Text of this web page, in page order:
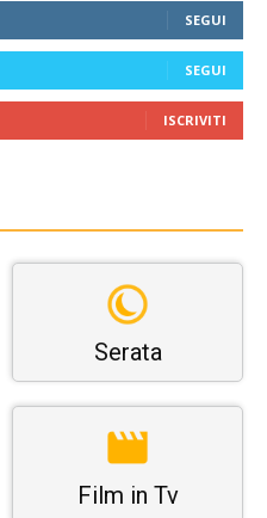
SEGUI
SEGUI
ISCRIVITI
Serata
Film in Tv